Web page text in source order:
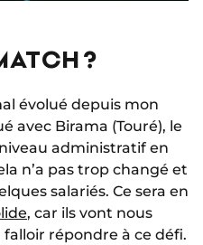
?
évolué depuis mon
avec Birama (Touré), le
administratif en
n’a pas trop changé et
salariés. Ce sera en
, car ils vont nous
répondre à ce défi.